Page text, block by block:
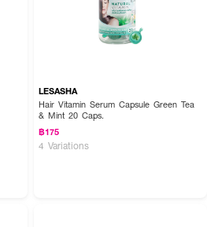
Nourishing Hair Serum
มปริมาณมากขึ้นตามต้องการ สeหรับผมที่ยาว
มต้องการ
LESASHA
Hair Vitamin Serum Capsule Green Tea
& Mint 20 Caps.
฿175
4 Variations